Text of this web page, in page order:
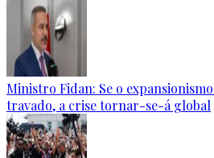
Ministro Fidan: Se o
travado, a crise tornar-se-á global